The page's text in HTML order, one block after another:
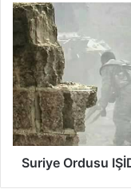
Suriye Ordusu